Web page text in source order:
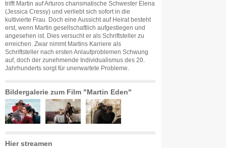
trifft Martin auf Arturos charismatische Schwester Elena
(Jessica Cressy) und verliebt sich sofort in die
kultivierte Frau. Doch eine Aussicht auf Heirat besteht
erst, wenn Martin gesellschaftlich aufgestiegen und
angesehen ist. Dies versucht er als Schriftsteller zu
erreichen. Zwar nimmt Martins Karriere als
Schriftsteller nach ersten Anlaufproblemen Schwung
auf, doch der zunehmende Individualismus des 20.
Jahrhunderts sorgt für unerwartete Probleme.
Bildergalerie zum Film "Martin Eden"
Hier streamen